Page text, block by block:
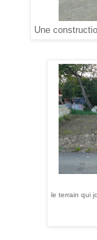
Une
le terrain qui